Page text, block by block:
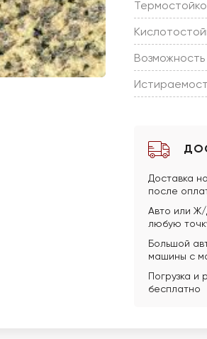
Доставка
после
Авто или
любую
Большой
машины с
Погрузка и
бесплатно